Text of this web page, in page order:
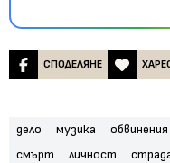
СПОДЕЛЯНЕ
дело музика обвинения
смърт
личност